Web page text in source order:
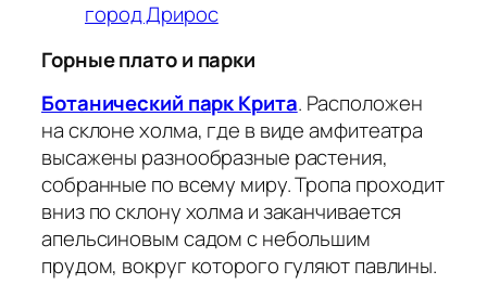
город Дрирос
Горные плато и парки
Ботанический парк Крита. Расположен
на склоне холма, где в виде амфитеатра
высажены разнообразные растения,
собранные по всему миру. Тропа проходит
вниз по склону холма и заканчивается
апельсиновым садом с небольшим
прудом, вокруг которого гуляют павлины.